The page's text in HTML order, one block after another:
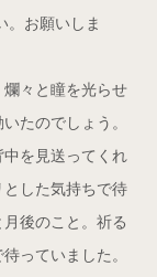
。お願いしま
々と瞳を光らせ
たのでしょう。
を見送ってくれ
した気持ちで待
後のこと。祈る
っていました。